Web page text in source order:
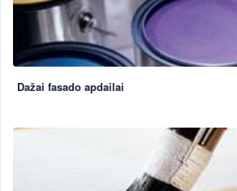
Dažai fasado apdailai